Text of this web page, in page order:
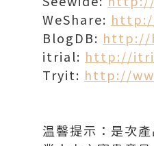
WeShare:
BlogDB: http://
itrial: http://
Tryit: http://
温韾提示：是次